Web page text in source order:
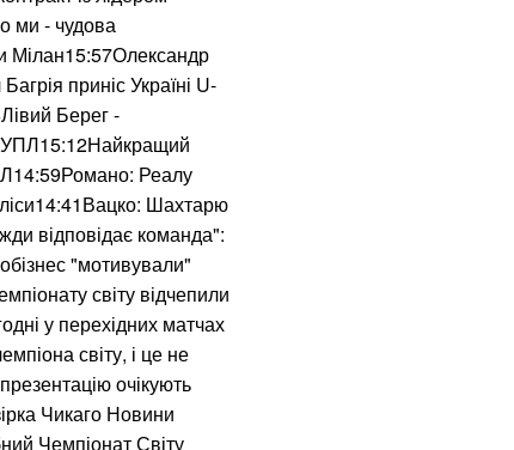
ми - чудова
Мілан15:57Олександр
приніс Україні U-
Берег -
УПЛ15:12Найкращий
Реалу
Шахтарю
відповідає команда":
"мотивували"
світу відчепили
у перехідних матчах
світу, і це не
очікують
Чикаго Новини
Чемпіонат Світу